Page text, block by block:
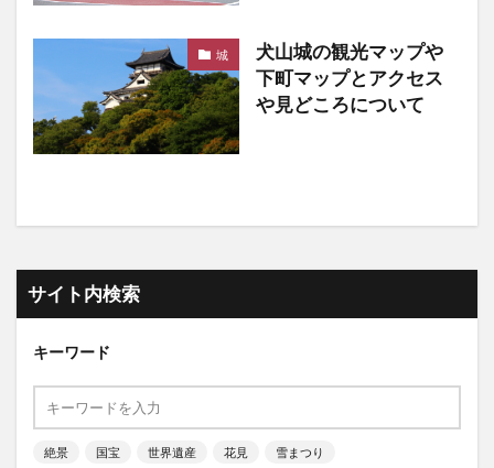
城
犬山城の観光マップや
下町マップとアクセス
や見どころについて
サイト内検索
キーワード
絶景 国宝 世界遺産 花見 雪まつり